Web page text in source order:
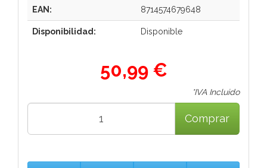
EAN: 8714574679648
Disponibilidad: Disponible
50,99 €
*IVA Incluido
Comprar